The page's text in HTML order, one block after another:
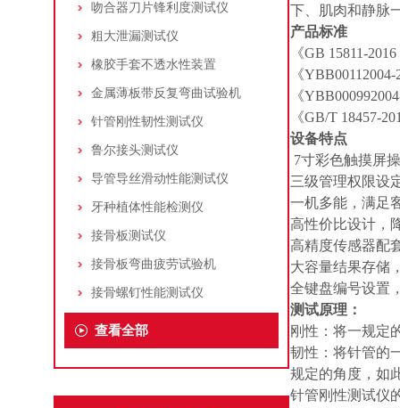
吻合器刀片锋利度测试仪
粗大泄漏测试仪
橡胶手套不透水性装置
金属薄板带反复弯曲试验机
针管刚性韧性测试仪
鲁尔接头测试仪
导管导丝滑动性能测试仪
牙种植体性能检测仪
接骨板测试仪
接骨板弯曲疲劳试验机
接骨螺钉性能测试仪
查看全部
下、肌肉和静脉
产品标准
《GB 15811-
《
《
《GB/T 18457-
设备特点
7寸彩色触摸屏
三级管理权限设
一机多能，满足
高性价比设计，
高精度传感器配
大容量结果存储
全键盘编号设置
测试原理：
刚性：将一规定
韧性：将针管的
规定的角度，如
针管刚性测试仪